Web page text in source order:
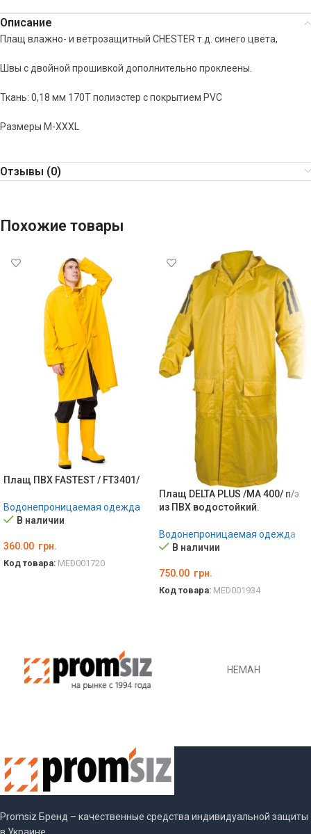
Описание
Плащ влажно- и ветрозащитный CHESTER т.д. синего цвета,
Швы с двойной прошивкой дополнительно проклеены.
Ткань: 0,18 мм 170T полиэстер с покрытием PVC
Размеры М-XXXL
Отзывы (0)
Похожие товары
Плащ ПВХ FASTEST / FT3401/
Водонепроницаемая одежда
В наличии
360.00 грн.
Код товара: MED001720
Плащ DELTA PLUS /МА 400/ п/э
из ПВХ водостойкий.
Водонепроницаемая одежда
В наличии
750.00 грн.
Код товара: MED001934
НЕМАН
Promsiz Бренд – качественные средства индивидуальной защиты